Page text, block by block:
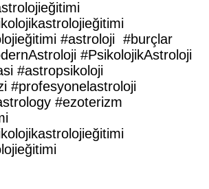
#astroloji #burçlar
#PsikolojikAstroloji​​​​
#astropsikoloji​​​​
#profesyonelastroloji​​​​
#ezoterizm​​​​